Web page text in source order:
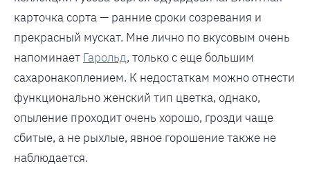
карточка сорта — ранние сроки созревания и
прекрасный мускат. Мне лично по вкусовым очень
напоминает Гарольд, только с еще большим
сахаронакоплением. К недостаткам можно отнести
функционально женский тип цветка, однако,
опыление проходит очень хорошо, грозди чаще
сбитые, а не рыхлые, явное горошение также не
наблюдается.